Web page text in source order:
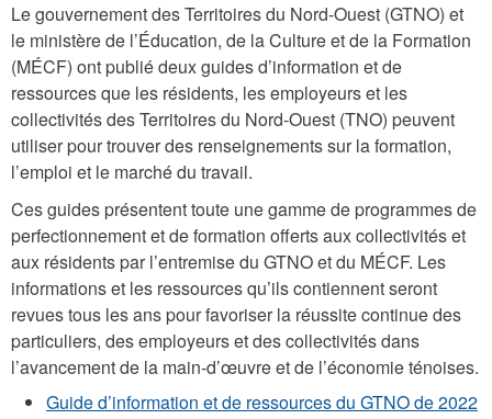
Le gouvernement des Territoires du Nord-Ouest (GTNO) et
le ministère de l’Éducation, de la Culture et de la Formation
(MÉCF) ont publié deux guides d’information et de
ressources que les résidents, les employeurs et les
collectivités des Territoires du Nord-Ouest (TNO) peuvent
utiliser pour trouver des renseignements sur la formation,
l’emploi et le marché du travail.
Ces guides présentent toute une gamme de programmes de
perfectionnement et de formation offerts aux collectivités et
aux résidents par l’entremise du GTNO et du MÉCF. Les
informations et les ressources qu’ils contiennent seront
revues tous les ans pour favoriser la réussite continue des
particuliers, des employeurs et des collectivités dans
l’avancement de la main-d’œuvre et de l’économie ténoises.
Guide d’information et de ressources du GTNO de 2022